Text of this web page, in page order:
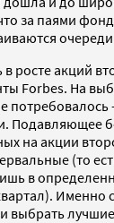
за паями
в росте акций
Forbes. На
потребовалось
Подавляющее
на акции
(то
в
Именно
выбрать